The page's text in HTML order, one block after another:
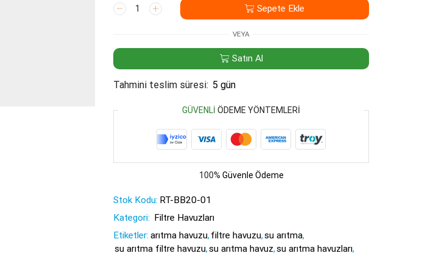
Su
Arıtma
20"
Mat
Sepete Ekle
VEYA
Satın Al
Tahmini teslim süresi: 5 gün
GÜVENLI ÖDEME YÖNTEMLERI
100% Güvenle Ödeme
Stok Kodu: RT-BB20-01
Kategori: Filtre Havuzları
Etiketler: arıtma havuzu,filtre havuzu,su arıtma,
su arıtma filtre havuzu,su arıtma havuz,su arıtma havuzları,